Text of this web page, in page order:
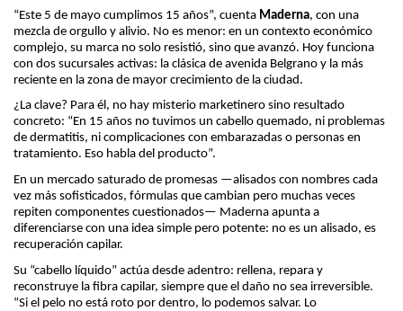
“Este 5 de mayo cumplimos 15 años”, cuenta Maderna, con una
mezcla de orgullo y alivio. No es menor: en un contexto económico
complejo, su marca no solo resistió, sino que avanzó. Hoy funciona
con dos sucursales activas: la clásica de avenida Belgrano y la más
reciente en la zona de mayor crecimiento de la ciudad.
¿La clave? Para él, no hay misterio marketinero sino resultado
concreto: “En 15 años no tuvimos un cabello quemado, ni problemas
de dermatitis, ni complicaciones con embarazadas o personas en
tratamiento. Eso habla del producto”.
En un mercado saturado de promesas —alisados con nombres cada
vez más sofisticados, fórmulas que cambian pero muchas veces
repiten componentes cuestionados— Maderna apunta a
diferenciarse con una idea simple pero potente: no es un alisado, es
recuperación capilar.
Su “cabello líquido” actúa desde adentro: rellena, repara y
reconstruye la fibra capilar, siempre que el daño no sea irreversible.
“Si el pelo no está roto por dentro, lo podemos salvar. Lo